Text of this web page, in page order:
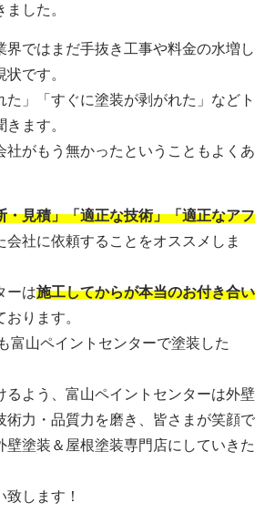
した。
界ではまだ手抜き工事や料金の水増し
です。
た」「すぐに塗装が剥がれた」などト
ます。
社がもう無かったということもよくあ
・見積」「適正な技術」「適正なアフ
会社に依頼することをオススメしま
ーは施工してからが本当のお付き合い
ります。
富山ペイントセンターで塗装した
るよう、富山ペイントセンターは外壁
術力・品質力を磨き、皆さまが笑顔で
壁塗装＆屋根塗装専門店にしていきた
します！